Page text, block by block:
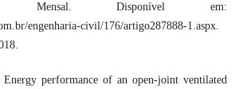
Mensal. Disponível em:
engenharia-civil/176/artigo287888-1.aspx.
performance of an open-joint ventilated